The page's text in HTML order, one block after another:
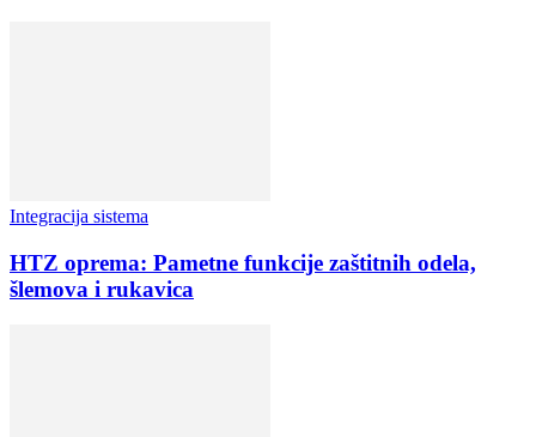
Integracija sistema
HTZ oprema: Pametne funkcije zaštitnih odela,
šlemova i rukavica